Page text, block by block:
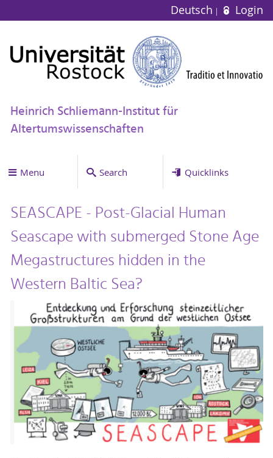
Deutsch Login
Heinrich Schliemann-Institut für
Altertumswissenschaften
Menu Search Quicklinks
SEASCAPE - Post-Glacial Human
Seascape with submerged Stone Age
Megastructures hidden in the
Western Baltic Sea?